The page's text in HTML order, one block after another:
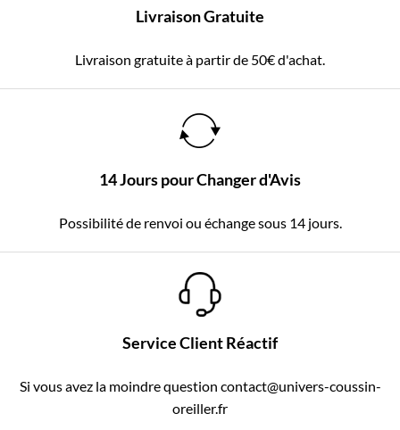
Livraison Gratuite
Livraison gratuite à partir de 50€ d'achat.
14 Jours pour Changer d'Avis
Possibilité de renvoi ou échange sous 14 jours.
Service Client Réactif
Si vous avez la moindre question contact@univers-coussin-
oreiller.fr